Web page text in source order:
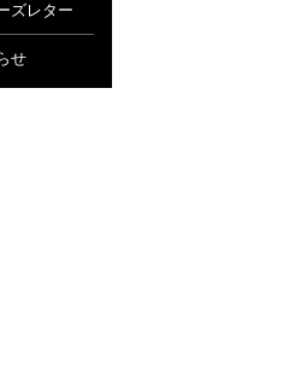
ズレター
せ